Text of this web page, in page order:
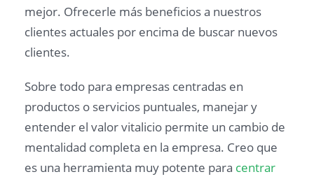
mejor. Ofrecerle más beneficios a nuestros
clientes actuales por encima de buscar nuevos
clientes.
Sobre todo para empresas centradas en
productos o servicios puntuales, manejar y
entender el valor vitalicio permite un cambio de
mentalidad completa en la empresa. Creo que
es una herramienta muy potente para centrar